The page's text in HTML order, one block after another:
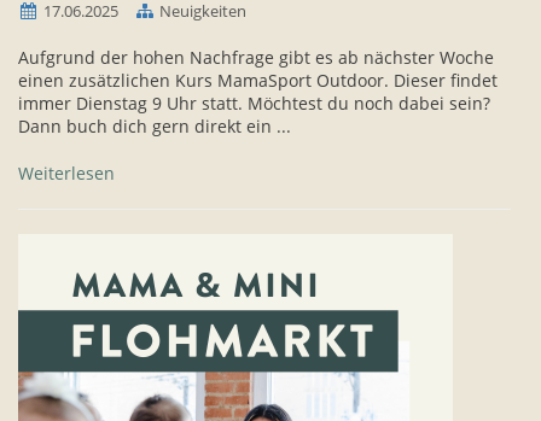
17.06.2025 Neuigkeiten
Aufgrund der hohen Nachfrage gibt es ab nächster Woche
einen zusätzlichen Kurs MamaSport Outdoor. Dieser findet
immer Dienstag 9 Uhr statt. Möchtest du noch dabei sein?
Dann buch dich gern direkt ein ...
Weiterlesen